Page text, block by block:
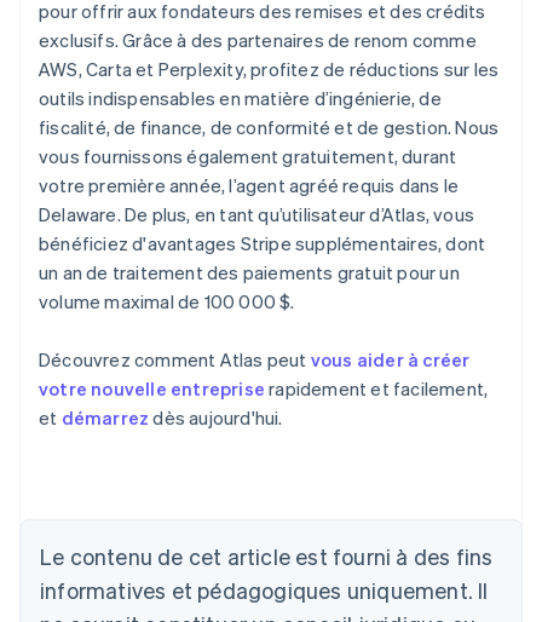
pour offrir aux fondateurs des remises et des crédits
exclusifs. Grâce à des partenaires de renom comme
AWS, Carta et Perplexity, profitez de réductions sur les
outils indispensables en matière d’ingénierie, de
fiscalité, de finance, de conformité et de gestion. Nous
vous fournissons également gratuitement, durant
votre première année, l’agent agréé requis dans le
Delaware. De plus, en tant qu’utilisateur d’Atlas, vous
bénéficiez d'avantages Stripe supplémentaires, dont
un an de traitement des paiements gratuit pour un
volume maximal de 100 000 $.
Découvrez comment Atlas peut vous aider à créer
votre nouvelle entreprise rapidement et facilement,
et démarrez dès aujourd'hui.
Le contenu de cet article est fourni à des fins
informatives et pédagogiques uniquement. Il
Australie
Autriche
DeutschEnglish
Belgique